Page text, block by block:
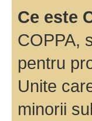
Ce este
COPPA,
pentru
Unite
minorii